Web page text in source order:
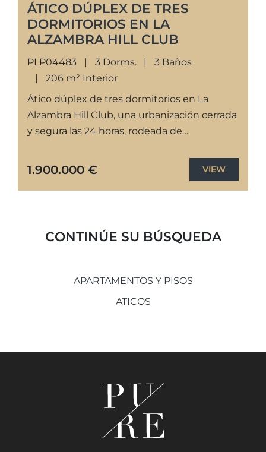
ÁTICO DÚPLEX DE TRES
DORMITORIOS EN LA
ALZAMBRA HILL CLUB
PLP04483 3 Dorms.
3 Baños
206 m² Interior
Ático dúplex de tres dormitorios en La
Alzambra Hill Club, una urbanización cerrada
y segura las 24 horas, rodeada de
cascadas, piscina comunitaria y gimnasio.La
1.900.000 € VIEW
CONTINÚE SU BÚSQUEDA
APARTAMENTOS Y PISOS
ATICOS